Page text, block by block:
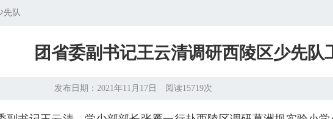
先队
团省委副书记王云清调研西陵区少先队
发布日期：2021年11月17日 阅读15719次